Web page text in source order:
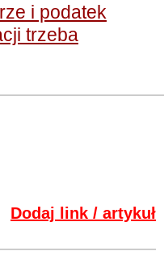
i podatek
trzeba
Dodaj link / artykuł